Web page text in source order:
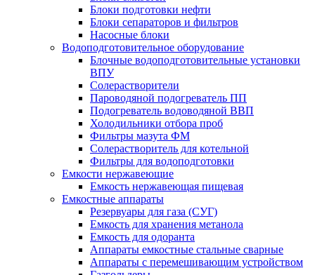
Блоки подготовки нефти
Блоки сепараторов и фильтров
Насосные блоки
Водоподготовительное оборудование
Блочные водоподготовительные установки
ВПУ
Солерастворители
Пароводяной подогреватель ПП
Подогреватель водоводяной ВВП
Холодильники отбора проб
Фильтры мазута ФМ
Солерастворитель для котельной
Фильтры для водоподготовки
Емкости нержавеющие
Емкость нержавеющая пищевая
Емкостные аппараты
Резервуары для газа (СУГ)
Емкость для хранения метанола
Емкость для одоранта
Аппараты емкостные стальные сварные
Аппараты с перемешивающим устройством